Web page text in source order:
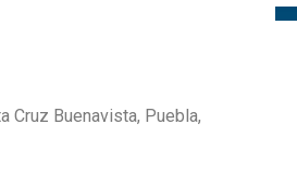
Cruz Buenavista, Puebla,